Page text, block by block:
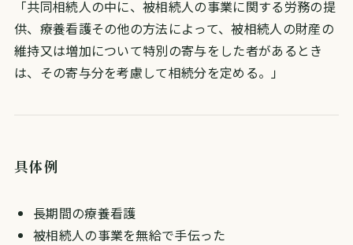
「共同相続人の中に、被相続人の事業に関する労務の提
供、療養看護その他の方法によって、被相続人の財産の
維持又は増加について特別の寄与をした者があるとき
は、その寄与分を考慮して相続分を定める。」
具体例
長期間の療養看護
被相続人の事業を無給で手伝った